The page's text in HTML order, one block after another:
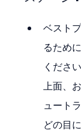
ベスト
るため
くださ
上面、
ュート
どの目